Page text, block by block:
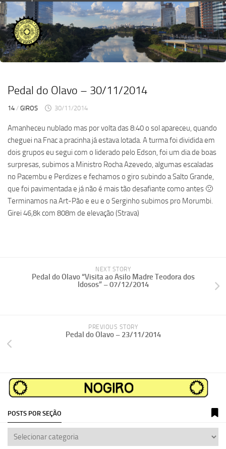
Skip
to
content
Pedal do Olavo – 30/11/2014
14 / GIROS 30/11/2014
Amanheceu nublado mas por volta das 8:40 o sol apareceu, quando
cheguei na Fnac a pracinha já estava lotada. A turma foi dividida em
dois grupos eu segui com o liderado pelo Edson, foi um dia de boas
surpresas, subimos a Ministro Rocha Azevedo, algumas escaladas
no Pacembu e Perdizes e fechamos o giro subindo a Salto Grande,
que foi pavimentada e já não é mais tão desafiante como antes 🙁
Terminamos na Art-Pão e eu e o Serginho subimos pro Morumbi.
Girei 46,8k com 808m de elevação (Strava)
NEXT STORY
Pedal do Olavo “Visita ao Asilo Madre Teodora dos
Idosos” – 07/12/2014
PREVIOUS STORY
Pedal do Olavo – 23/11/2014
POSTS POR SEÇÃO